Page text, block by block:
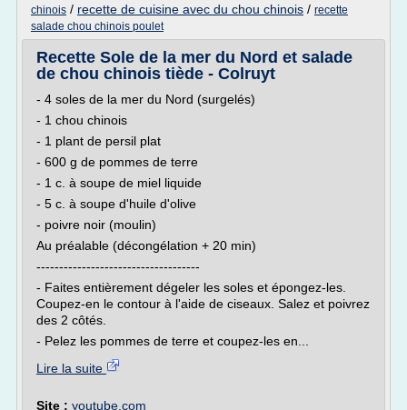
chinois / recette de cuisine avec du chou chinois / recette
salade chou chinois poulet
Recette Sole de la mer du Nord et salade
de chou chinois tiède - Colruyt
- 4 soles de la mer du Nord (surgelés)
- 1 chou chinois
- 1 plant de persil plat
- 600 g de pommes de terre
- 1 c. à soupe de miel liquide
- 5 c. à soupe d'huile d'olive
- poivre noir (moulin)
Au préalable (décongélation + 20 min)
------------------------------------
- Faites entièrement dégeler les soles et épongez-les.
Coupez-en le contour à l'aide de ciseaux. Salez et poivrez
des 2 côtés.
- Pelez les pommes de terre et coupez-les en...
Lire la suite
Site : youtube.com